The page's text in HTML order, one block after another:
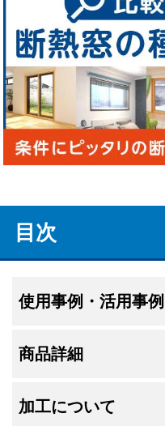
目次
使用事例・活用事例
商品詳細
加工について